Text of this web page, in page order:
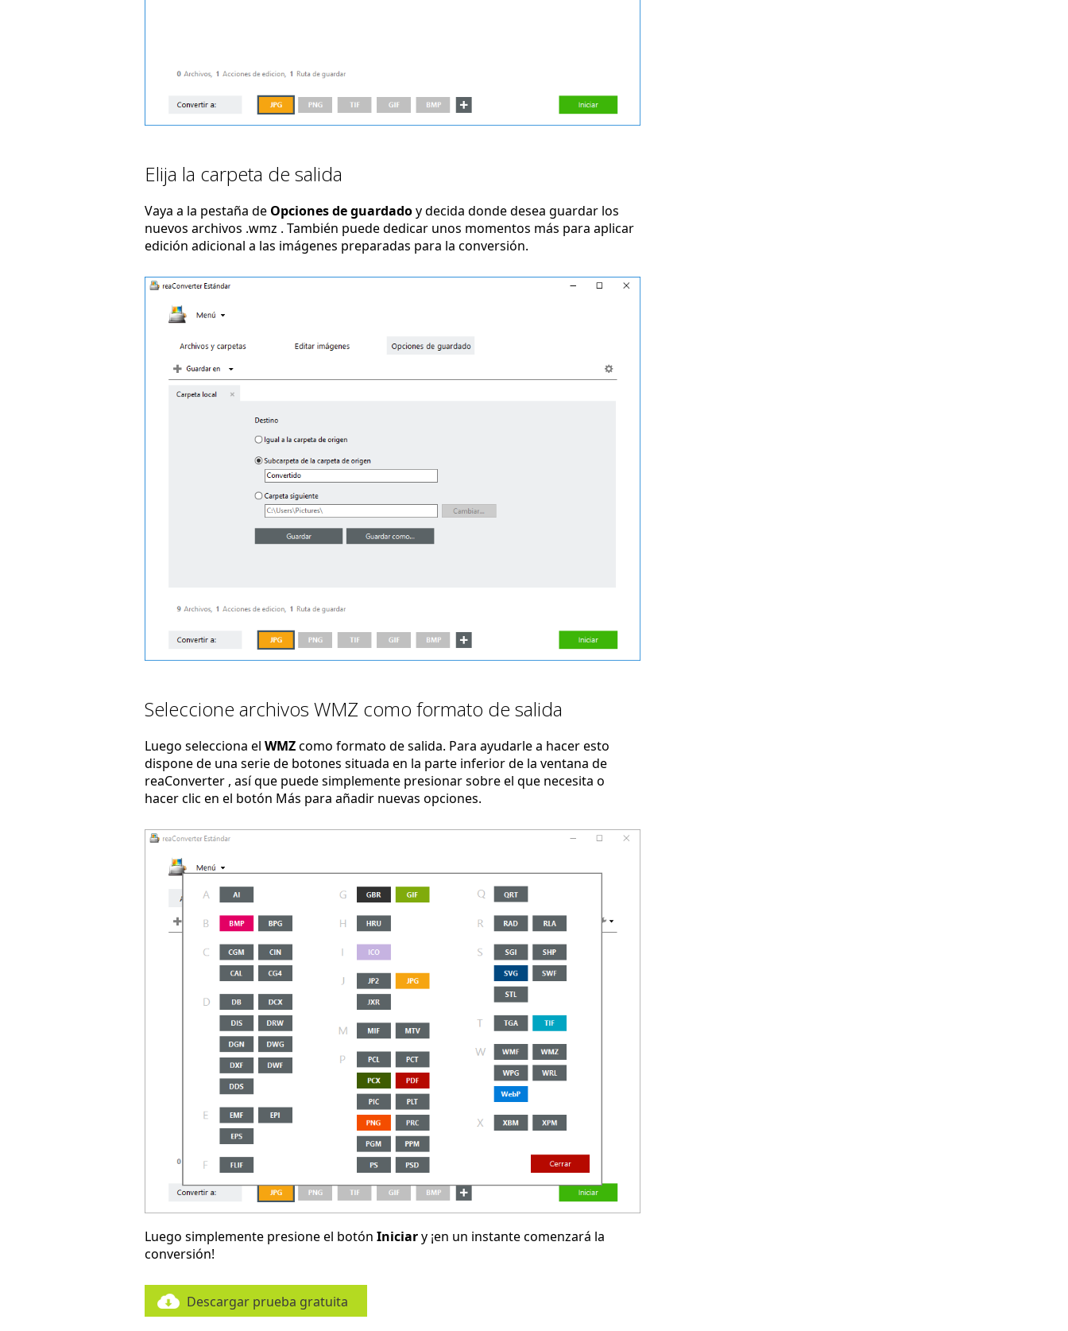
Elija la carpeta de salida
Vaya a la pestaña de Opciones de guardadoy decida donde desea guardar los
nuevos archivos .wmz . También puede dedicar unos momentos más para aplicar
edición adicional a las imágenes preparadas para la conversión.
Seleccione archivos WMZ como formato de salida
Luego selecciona el WMZcomo formato de salida. Para ayudarle a hacer esto
dispone de una serie de botones situada en la parte inferior de la ventana de
reaConverter , así que puede simplemente presionar sobre el que necesita o
hacer clic en el botón Más para añadir nuevas opciones.
Luego simplemente presione el botón Iniciary ¡en un instante comenzará la
conversión!
Descargar prueba gratuita